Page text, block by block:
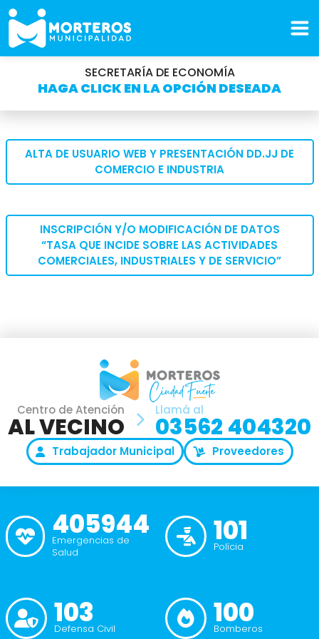
SECRETARÍA DE ECONOMÍA
HAGA CLICK EN LA OPCIÓN DESEADA
ALTA DE USUARIO WEB Y PRESENTACIÓN DD.JJ DE
COMERCIO E INDUSTRIA
INSCRIPCIÓN Y/O MODIFICACIÓN DE DATOS
“TASA QUE INCIDE SOBRE LAS ACTIVIDADES
COMERCIALES, INDUSTRIALES Y DE SERVICIO”
Centro de Atención
AL VECINO
Llamá al
03562 404320
Trabajador Municipal Proveedores
405944
Emergencias de
Salud
101
Polícia
103
Defensa Civil 100
Bomberos